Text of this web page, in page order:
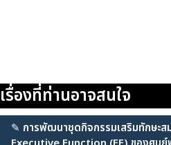
เรื่องที่ท่านอาจสนใจ
✎ การพัฒนาชุดกิจกรรมเสริมทักษะ